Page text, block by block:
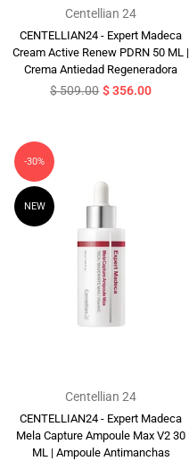
Centellian 24
CENTELLIAN24 - Expert Madeca
Cream Active Renew PDRN 50 ML |
Crema Antiedad Regeneradora
Precio
$ 509.00 $ 356.00
-30%
NEW
Centellian 24
CENTELLIAN24 - Expert Madeca
Mela Capture Ampoule Max V2 30
ML | Ampoule Antimanchas